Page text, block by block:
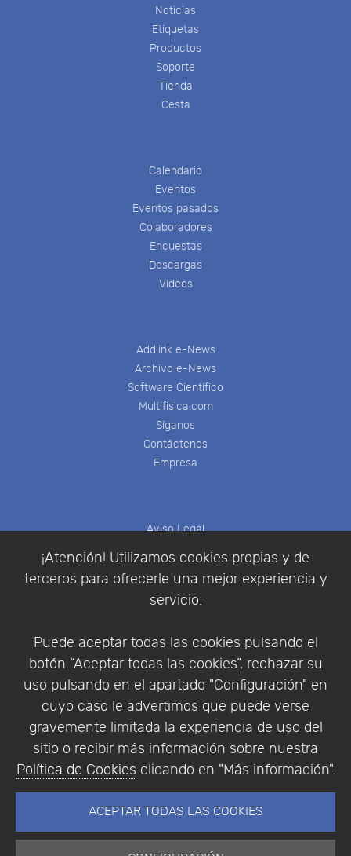
¡Atención! Utilizamos cookies propias y de
terceros para ofrecerle una mejor experiencia y
servicio.
Puede aceptar todas las cookies pulsando el
botón “Aceptar todas las cookies”, rechazar su
uso pulsando en el apartado "Configuración" en
cuyo caso le advertimos que puede verse
gravemente limitada la experiencia de uso del
sitio o recibir más información sobre nuestra
Política de Cookies clicando en "Más información".
ACEPTAR TODAS LAS COOKIES
Noticias
Etiquetas
Productos
Soporte
Tienda
Cesta
Calendario
Eventos
Eventos pasados
Colaboradores
Encuestas
Descargas
Videos
Addlink e-News
Archivo e-News
Software Científico
Multifisica.com
Síganos
Contáctenos
Empresa
Aviso Legal
Política de Privacidad
Condiciones de compra
Identificarse
Empresa|Aviso Legal| Política de Privacidad |
Política de Cookies
© Copyright 1994 - 2026. Addlink Software
Científico, S.L.
Portugal.